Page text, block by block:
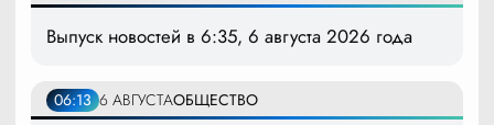
Выпуск новостей в 6:35, 6 августа 2026 года
06:13 6 АВГУСТАОБЩЕСТВО